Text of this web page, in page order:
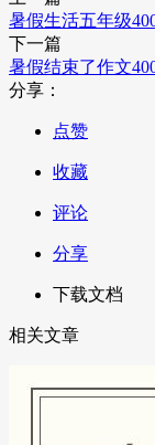
暑假生活五年级
下一篇
暑假结束了作文
分享：
点赞
收藏
评论
分享
下载文档
相关文章